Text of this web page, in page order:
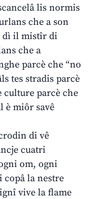
lis normis
che a son
dì il mistîr di
che a
parcè che “no
tes stradis parcè
culture parcè che
è miôr savê
di vê
cuatri
om, ogni
la nestre
vive la flame